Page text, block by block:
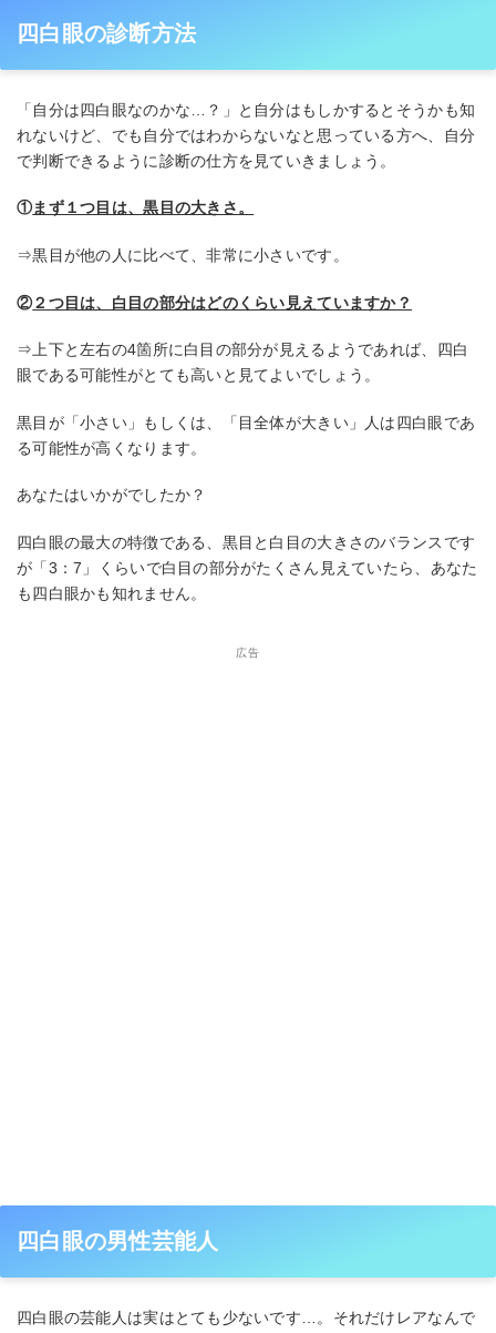
四白眼の診断方法
「自分は四白眼なのかな…？」と自分はもしかするとそうかも知
れないけど、でも自分ではわからないなと思っている方へ、自分
で判断できるように診断の仕方を見ていきましょう。
①まず１つ目は、黒目の大きさ。
⇒黒目が他の人に比べて、非常に小さいです。
②２つ目は、白目の部分はどのくらい見えていますか？
⇒上下と左右の4箇所に白目の部分が見えるようであれば、四白
眼である可能性がとても高いと見てよいでしょう。
黒目が「小さい」もしくは、「目全体が大きい」人は四白眼であ
る可能性が高くなります。
あなたはいかがでしたか？
四白眼の最大の特徴である、黒目と白目の大きさのバランスです
が「3：7」くらいで白目の部分がたくさん見えていたら、あなた
も四白眼かも知れません。
広告
四白眼の男性芸能人
四白眼の芸能人は実はとても少ないです…。それだけレアなんで